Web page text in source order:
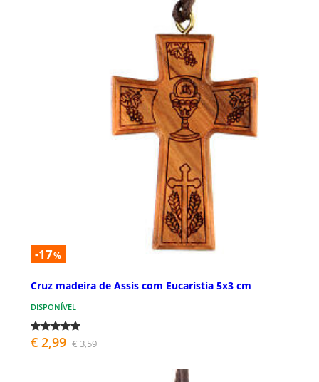
-17%
Cruz madeira de Assis com Eucaristia 5x3 cm
DISPONÍVEL
€ 2,99 € 3,59